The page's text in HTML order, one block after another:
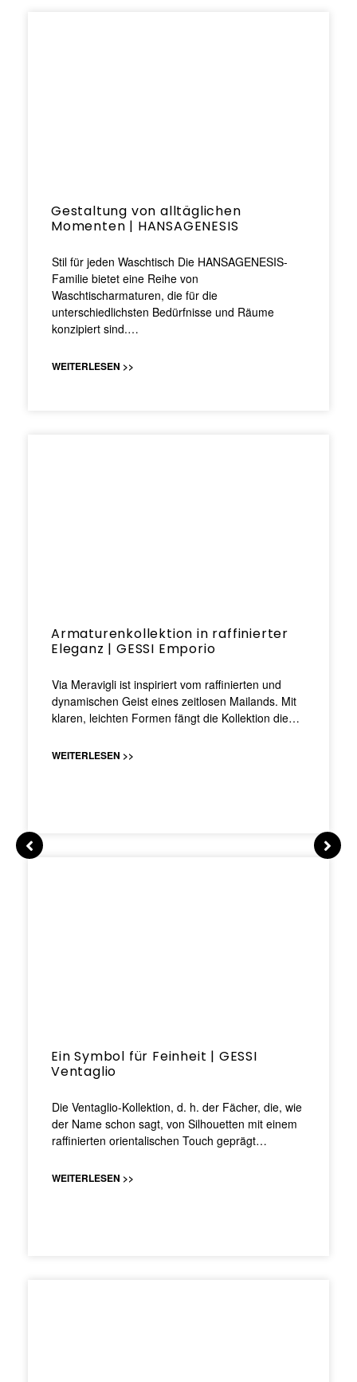
Gestaltung von alltäglichen
Momenten | HANSAGENESIS
Stil für jeden Waschtisch Die HANSAGENESIS-
Familie bietet eine Reihe von
Waschtischarmaturen, die für die
unterschiedlichsten Bedürfnisse und Räume
konzipiert sind.…
WEITERLESEN >>
Armaturenkollektion in raffinierter
Eleganz | GESSI Emporio
Via Meravigli ist inspiriert vom raffinierten und
dynamischen Geist eines zeitlosen Mailands. Mit
klaren, leichten Formen fängt die Kollektion die…
WEITERLESEN >>
Ein Symbol für Feinheit | GESSI
Ventaglio
Die Ventaglio-Kollektion, d. h. der Fächer, die, wie
der Name schon sagt, von Silhouetten mit einem
raffinierten orientalischen Touch geprägt…
WEITERLESEN >>